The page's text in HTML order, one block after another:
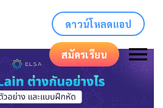
ดาวน์โหลดแอป
สมัครเรียน